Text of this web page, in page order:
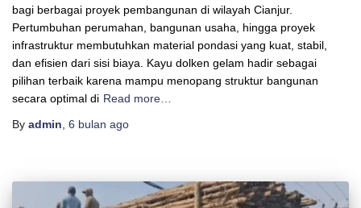
bagi berbagai proyek pembangunan di wilayah Cianjur.
Pertumbuhan perumahan, bangunan usaha, hingga proyek
infrastruktur membutuhkan material pondasi yang kuat, stabil,
dan efisien dari sisi biaya. Kayu dolken gelam hadir sebagai
pilihan terbaik karena mampu menopang struktur bangunan
secara optimal di Read more…
By admin 6 bulan ago